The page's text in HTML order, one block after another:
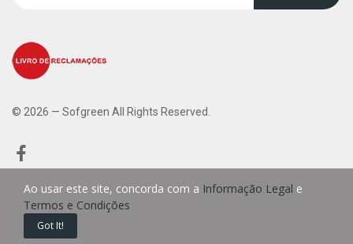
Início
© 2026 — Sofgreen All Rights Reserved.
Ao usar este site, concorda com a Informação Legal e
Termos e Condições
Got It!